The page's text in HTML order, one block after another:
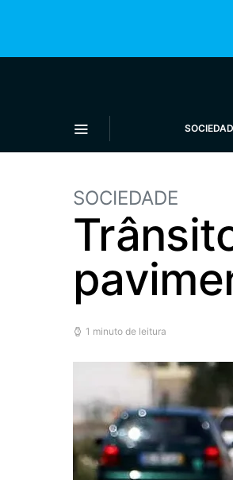
SOCIEDADE
1 minuto de leitura